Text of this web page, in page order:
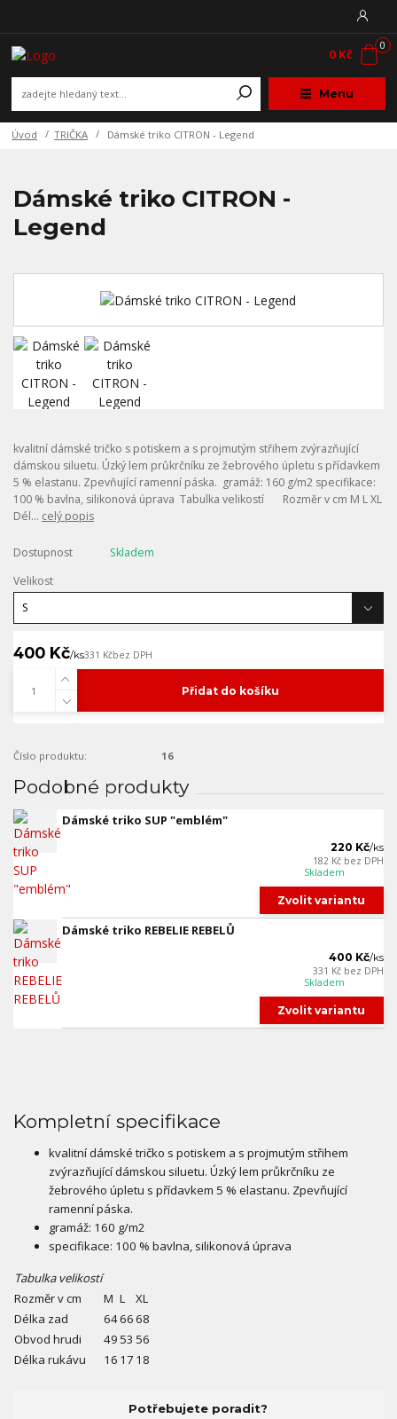
Menu
0
0 Kč
Úvod TRIČKA Dámské triko CITRON - Legend
Dámské triko CITRON -
Legend
kvalitní dámské tričko s potiskem a s projmutým střihem zvýrazňující
dámskou siluetu. Úzký lem průkrčníku ze žebrového úpletu s přídavkem
5 % elastanu. Zpevňující ramenní páska. gramáž: 160 g/m2 specifikace:
100 % bavlna, silikonová úprava Tabulka velikostí Rozměr v cm M L XL
Dél... celý popis
Dostupnost
Skladem
Velikost
400 Kč/ks331 Kčbez DPH
Přidat do košíku
Číslo produktu: 16
Podobné produkty
Dámské triko SUP "emblém"
220 Kč/ks
182 Kč bez DPH
Skladem
Zvolit variantu
Dámské triko REBELIE REBELŮ
400 Kč/ks
331 Kč bez DPH
Skladem
Zvolit variantu
Kompletní specifikace
kvalitní dámské tričko s potiskem a s projmutým střihem
zvýrazňující dámskou siluetu. Úzký lem průkrčníku ze
žebrového úpletu s přídavkem 5 % elastanu. Zpevňující
ramenní páska.
gramáž: 160 g/m2
specifikace: 100 % bavlna, silikonová úprava
Tabulka velikostí
Rozměr v cm
M L
XL
Délka zad
6466 68
Obvod hrudi
49 53 56
Délka rukávu
16 17 18
Potřebujete poradit?